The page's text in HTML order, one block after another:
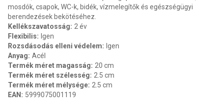
mosdók, csapok, WC-k, bidék, vízmelegítők és egészségügyi
berendezések bekötéséhez.
Kellékszavatosság: 2 év
Flexibilis: Igen
Rozsdásodás elleni védelem: Igen
Anyag: Acél
Termék méret magasság: 20 cm
Termék méret szélesség: 2.5 cm
Termék méret mélysége: 2.5 cm
EAN : 5999075001119